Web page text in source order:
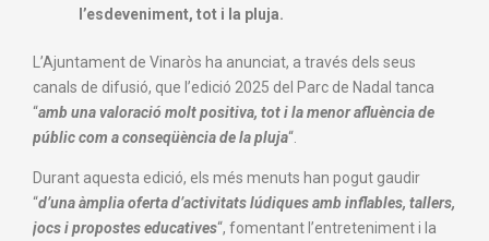
l’esdeveniment, tot i la pluja.
L’Ajuntament de Vinaròs ha anunciat, a través dels seus
canals de difusió, que l’edició 2025 del Parc de Nadal tanca
“amb una valoració molt positiva, tot i la menor afluència de
públic com a conseqüència de la pluja“.
Durant aquesta edició, els més menuts han pogut gaudir
“d’una àmplia oferta d’activitats lúdiques amb inflables, tallers,
jocs i propostes educatives“, fomentant l’entreteniment i la